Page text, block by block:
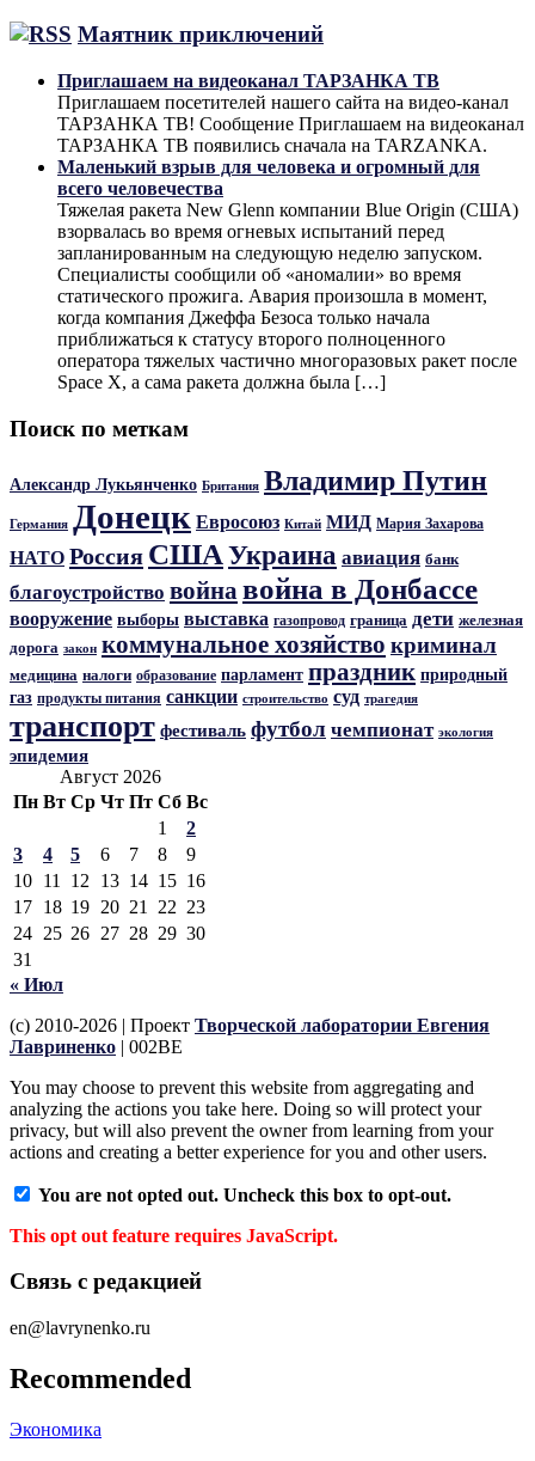
Маятник приключений
Приглашаем на видеоканал ТАРЗАНКА ТВ
Приглашаем посетителей нашего сайта на видео-канал
ТАРЗАНКА ТВ! Сообщение Приглашаем на видеоканал
ТАРЗАНКА ТВ появились сначала на TARZANKA.
Маленький взрыв для человека и огромный для
всего человечества
Тяжелая ракета New Glenn компании Blue Origin (США)
взорвалась во время огневых испытаний перед
запланированным на следующую неделю запуском.
Специалисты сообщили об «аномалии» во время
статического прожига. Авария произошла в момент,
когда компания Джеффа Безоса только начала
приближаться к статусу второго полноценного
оператора тяжелых частично многоразовых ракет после
Space X, а сама ракета должна была […]
Поиск по меткам
Александр Лукьянченко Британия Владимир Путин
Германия Донецк Евросоюз Китай МИД Мария Захарова
НАТО Россия СШАУкраина авиация банк
благоустройство война война в Донбассе
вооружение выборы выставка газопровод граница дети железная
дорога закон коммунальное хозяйство криминал
медицина налоги образование парламент праздник природный
газ продукты питания санкции строительство суд трагедия
транспорт фестиваль футбол чемпионат экология
эпидемия
Август 2026
Пн Вт Ср Чт Пт Сб Вс
1
2
3
4 5 6 7 8
9
10 11 12 13 14 15 16
17 18 19 20 21 22 23
24 25 26 27 28 29 30
31
« Июл
(c) 2010-2026 | Проект Творческой лаборатории Евгения
Лавриненко | 002BE
You may choose to prevent this website from aggregating and
analyzing the actions you take here. Doing so will protect your
privacy, but will also prevent the owner from learning from your
actions and creating a better experience for you and other users.
You are not opted out. Uncheck this box to opt-out.
This opt out feature requires JavaScript.
Связь с редакцией
en@lavrynenko.ru
Recommended
Экономика